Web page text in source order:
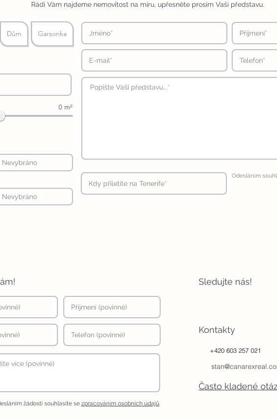
Rádi Vám najdeme nemovitost na míru, upřesněte prosím Vaši představu.
Dům Garsonka
0 m²
Odesláním
Sledujte nás!
Kontakty
+420 603 257 021
žádosti souhlasíte se zpracováním osobních údajů.
Často kladené